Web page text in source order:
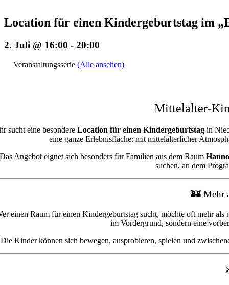
Location für einen Kindergeburtstag im
2. Juli @ 16:00 - 20:00
Veranstaltungsserie (Alle ansehen)
Mittelalter-
sucht eine besondere Location für einen Kindergeburtstag in
eine ganze Erlebnisfläche: mit mittelalterlicher
Angebot eignet sich besonders für Familien aus dem Raum
suchen, an dem
🏰 Mehr
einen Raum für einen Kindergeburtstag sucht, möchte oft mehr
im Vordergrund, sondern eine
Die Kinder können sich bewegen, ausprobieren, spielen und